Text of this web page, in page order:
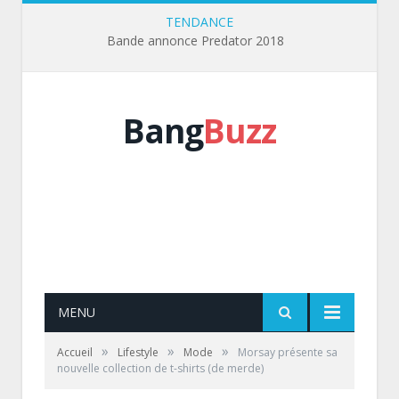
TENDANCE
Bande annonce Predator 2018
BangBuzz
MENU
Accueil » Lifestyle » Mode »
Morsay présente sa
nouvelle collection de t-shirts (de merde)